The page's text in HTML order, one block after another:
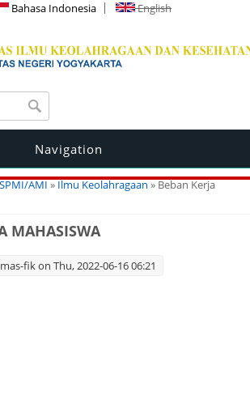
Bahasa Indonesia English
Navigation
SPMI/AMI»Ilmu Keolahragaan» Beban Kerja
MAHASISWA
fikon Thu, 2022-06-16 06:21